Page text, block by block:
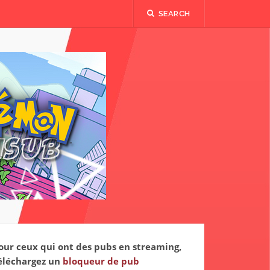
SEARCH
ceux qui ont des pubs en streaming,
un bloqueur de pub